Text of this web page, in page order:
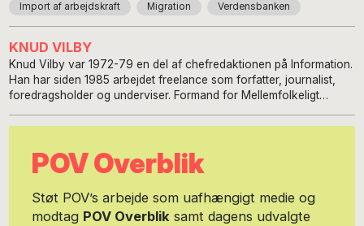
Import af arbejdskraft Migration Verdensbanken
KNUD VILBY
Knud Vilby var 1972-79 en del af chefredaktionen på Information.
Han har siden 1985 arbejdet freelance som forfatter, journalist,
foredragsholder og underviser. Formand for Mellemfolkeligt
2010 til 2013 sad han i Folkekirkens Nødhjælps styrelse. Han har
i bestyrelsen for FairFishing, Somaliland-Danmark og formand for
Jyderup Højskole.
POV Overblik
Støt POV’s arbejde som uafhængigt medie og
modtag POV Overbliksamt dagens udvalgte